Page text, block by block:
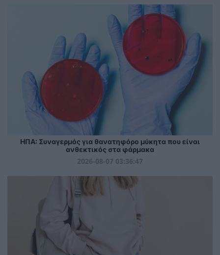
ΗΠΑ: Συναγερμός για θανατηφόρο μύκητα που είναι
ανθεκτικός στα φάρμακα
2026-08-07 03:36:47